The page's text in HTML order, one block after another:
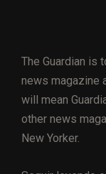
The Guardian is
news magazine
will mean
other news
New Yorker.